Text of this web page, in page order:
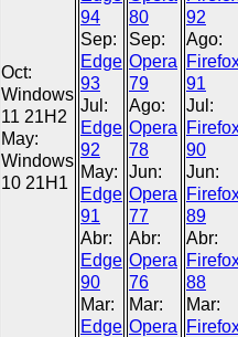
Oct:
Windows
11 21H2
May:
Windows
10 21H1
94
Sep:
Edge
93
Jul:
Edge
92
May:
Edge
91
Abr:
Edge
90
Mar:
Edge
80
Sep:
Opera
79
Ago:
Opera
78
Jun:
Opera
77
Abr:
Opera
76
Mar:
Opera
92
Ago:
91
Jul:
90
Jun:
89
Abr:
88
Mar: